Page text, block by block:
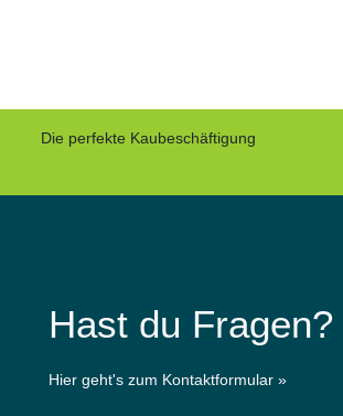
Die perfekte Kaubeschäftigung
Hast du
Hier geht's zum Kontaktformular »